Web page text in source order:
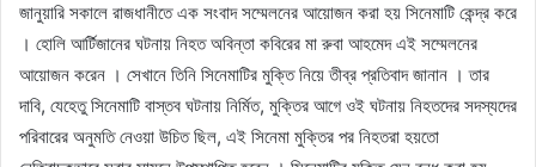
জানুয়ারি সকালে রাজধানীতে এক সংবাদ সম্মেলনের আয়োজন করা হয় সিনেমাটি কেন্দ্র করে
। হোলি আর্টিজানের ঘটনায় নিহত অবিন্তা কবিরের মা রুবা আহমেদ এই সম্মেলনের
আয়োজন করেন । সেখানে তিনি সিনেমাটির মুক্তি নিয়ে তীব্র প্রতিবাদ জানান । তার
দাবি, যেহেতু সিনেমাটি বাস্তব ঘটনায় নির্মিত, মুক্তির আগে ওই ঘটনায় নিহতদের সদস্যদের
পরিবারের অনুমতি নেওয়া উচিত ছিল, এই সিনেমা মুক্তির পর নিহতরা হয়তো